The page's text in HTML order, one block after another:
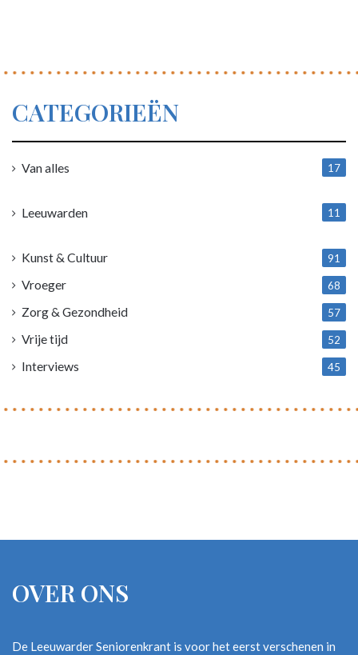
CATEGORIEËN
Van alles
17
Leeuwarden
11
Kunst & Cultuur 91
Vroeger 68
Zorg & Gezondheid 57
Vrije tijd 52
Interviews 45
OVER ONS
De Leeuwarder Seniorenkrant is voor het eerst verschenen in